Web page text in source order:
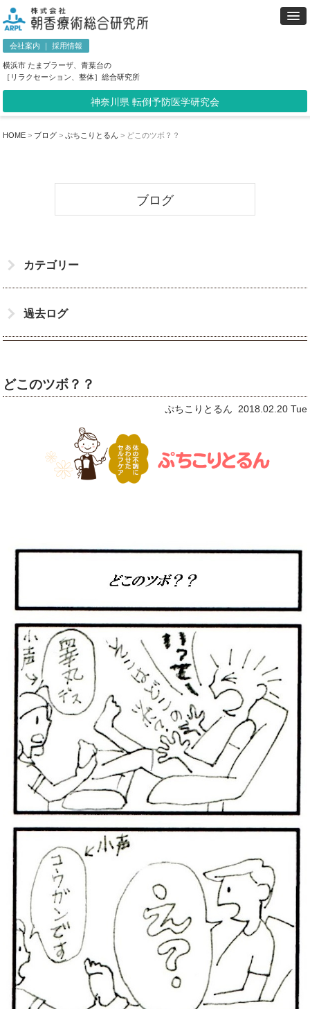
会社案内 ｜採用情報
横浜市 たまプラーザ、青葉台の
［リラクセーション、整体］総合研究所
神奈川県 転倒予防医学研究会
HOME > ブログ > ぷちこりとるん > どこのツボ？？
ブログ
カテゴリー
過去ログ
どこのツボ？？
ぷちこりとるん 2018.02.20 Tue